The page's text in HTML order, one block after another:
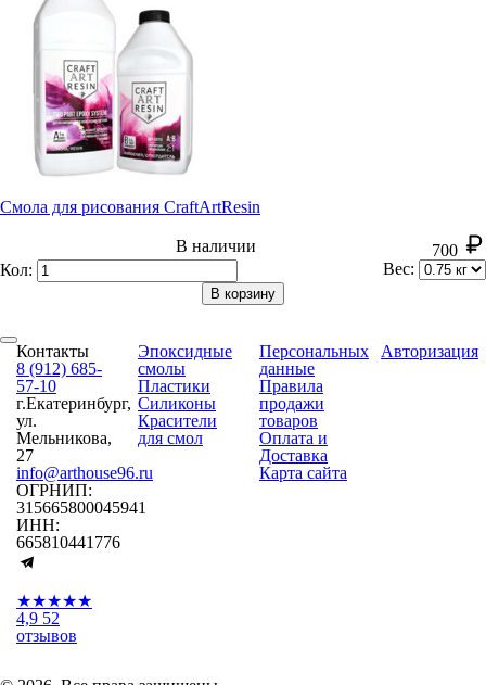
Смола для рисования CraftArtResin
В наличии
700
Кол:
Вес:
В корзину
Контакты
8 (912) 685-
57-10
г.Екатеринбург,
ул.
Мельникова,
27
info@arthouse96.ru
ОГРНИП:
315665800045941
ИНН:
665810441776
★★★★★
4,9 52
отзывов
Эпоксидные
смолы
Пластики
Силиконы
Красители
для смол
Персональных
данные
Правила
продажи
товаров
Оплата и
Доставка
Карта сайта
Авторизация